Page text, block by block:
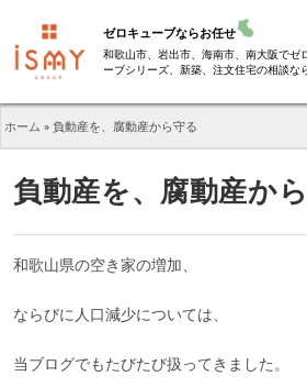
ゼロキューブならお任せ
和歌山市、岩出市、海南市、南大阪でゼ
ーブシリーズ、新築、注文住宅の相談な
ホーム » 負動産を、腐動産から守る
負動産を、腐動産か
和歌山県の空き家の増加、
ならびに人口減少については、
当ブログでもたびたび扱ってきました。